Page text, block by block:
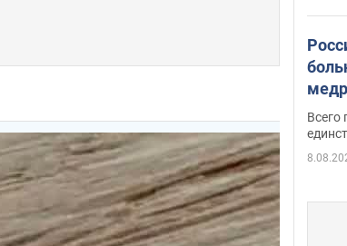
Всего